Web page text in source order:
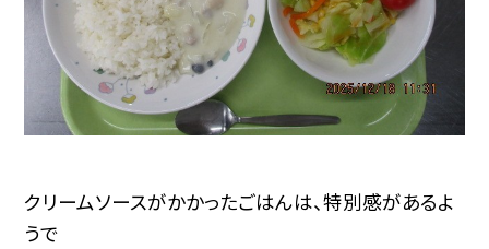
クリームソースがかかったごはんは、特別感があるよ
うで